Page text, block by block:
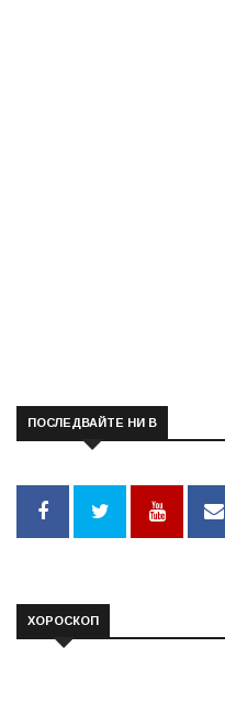
ПОСЛЕДВАЙТЕ НИ В
ХОРОСКОП